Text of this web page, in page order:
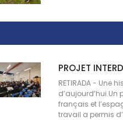
PROJET
RETIRADA - Une
français et
travail a permis